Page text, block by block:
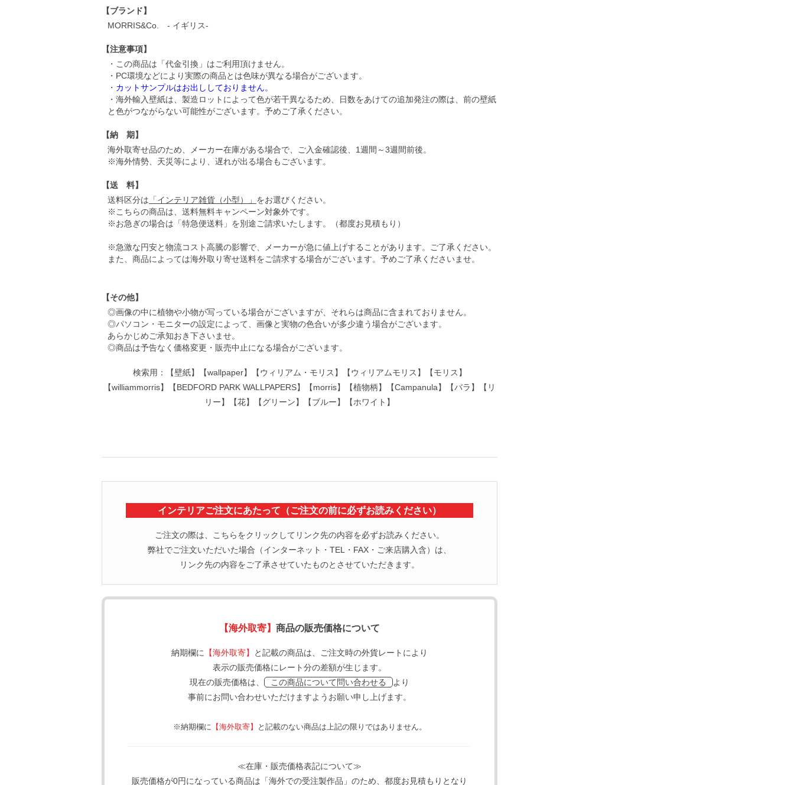
【ブランド】
MORRIS&Co. - イギリス-
【注意事項】
・この商品は「代金引換」はご利用頂けません。
・PC環境などにより実際の商品とは色味が異なる場合がございます。
・ カットサンプルはお出ししておりません。
・海外輸入壁紙は、製造ロットによって色が若干異なるため、日数をあけての追加発注の際は、前の壁紙
と色がつながらない可能性がございます。予めご了承ください。
【納 期】
海外取寄せ品のため、メーカー在庫がある場合で、ご入金確認後、1週間～3週間前後。
※海外情勢、天災等により、遅れが出る場合もございます。
【送 料】
送料区分は 「インテリア雑貨（小型）」 をお選びください。
※こちらの商品は、送料無料キャンペーン対象外です。
※お急ぎの場合は「特急便送料」を別途ご請求いたします。（都度お見積もり）
※急激な円安と物流コスト高騰の影響で、メーカーが急に値上げすることがあります。ご了承ください。
また、商品によっては海外取り寄せ送料をご請求する場合がございます。予めご了承くださいませ。
【その他】
◎画像の中に植物や小物が写っている場合がございますが、それらは商品に含まれておりません。
◎パソコン・モニターの設定によって、画像と実物の色合いが多少違う場合がございます。
あらかじめご承知おき下さいませ。
◎商品は予告なく価格変更・販売中止になる場合がございます。
検索用：【壁紙】【wallpaper】【ウィリアム・モリス】【ウィリアムモリス】【モリス】
【williammorris】【BEDFORD PARK WALLPAPERS】【morris】【植物柄】【Campanula】【バラ】【リ
リー】【花】【グリーン】【ブルー】【ホワイト】
インテリアご注文にあたって（ご注文の前に必ずお読みください）
ご注文の際は、こちらをクリックしてリンク先の内容を必ずお読みください。
弊社でご注文いただいた場合（インターネット・TEL・FAX・ご来店購入含）は、
リンク先の内容をご了承させていたものとさせていただきます。
【海外取寄】 商品の販売価格について
納期欄に 【海外取寄】
と記載の商品は、ご注文時の外貨レートにより
表示の販売価格にレート分の差額が生じます。
現在の販売価格は、
この商品について問い合わせる
より
事前にお問い合わせいただけますようお願い申し上げます。
※納期欄に 【海外取寄】 と記載のない商品は上記の限りではありません。
≪在庫・販売価格表記について≫
販売価格が0円になっている商品は「海外での受注製作品」のため、都度お見積もりとなり